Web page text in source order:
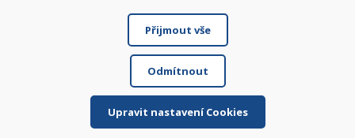
© DOMIVOSPORT 2026, všechna práva vyhrazena
Přijmout vše
Odmítnout
Upravit nastavení Cookies